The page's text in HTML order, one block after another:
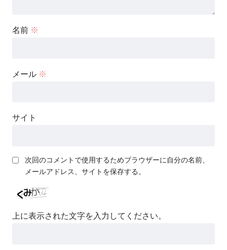
名前 ※
メール ※
サイト
次回のコメントで使用するためブラウザーに自分の名前、
メールアドレス、サイトを保存する。
上に表示された文字を入力してください。